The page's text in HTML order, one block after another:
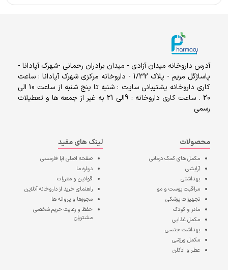
آدرس داروخانه میدان آزادی - میدان برادران رحمانی -شهرک آپادانا -
پاساژگل مریم - پلاک 1/32 - داروخانه مرکزی شهرک آپادانا : ساعت
کاری داروخانه پشتیبانی سایت : شنبه تا پنج شنبه از ساعت 10 الی
20 . ساعت کاری داروخانه : 9الی 21 به غیر از جمعه ها و تعطیلات
رسمی
محصولات
مکمل های کمک درمانی
آرایشی
بهداشتی
مراقبت پوست و مو
تجهیزات پزشکی
مادر و کودک
مکمل غذایی
بهداشت جنسی
مکمل ورزشی
عطر و ادکلن
لینک های مفید
صفحه اصلیآپا فارمسی
درباره ما
قوانین و مقررات
راهنمای خرید از داروخانه آنلاین
مجوزها و پروانه ها
حفظ و رعایت حریم شخصی
مشتریان